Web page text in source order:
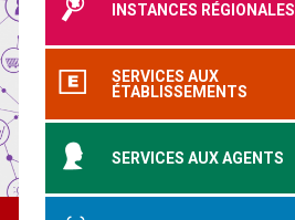
INSTANCES RÉGIONALES
SERVICES AUX
ÉTABLISSEMENTS
SERVICES AUX AGENTS